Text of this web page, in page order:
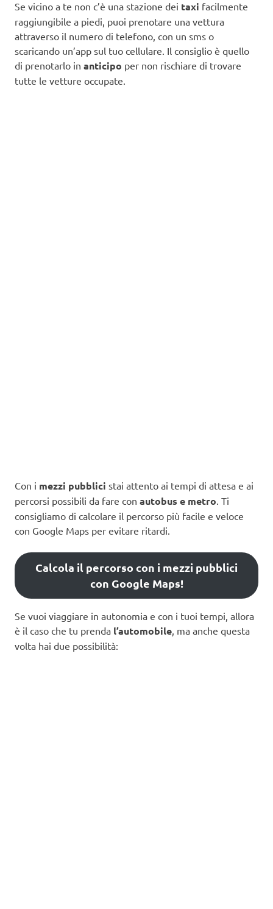
Se vicino a te non c’è una stazione dei taxi facilmente
raggiungibile a piedi, puoi prenotare una vettura
attraverso il numero di telefono, con un sms o
scaricando un’app sul tuo cellulare. Il consiglio è quello
di prenotarlo in anticipo per non rischiare di trovare
tutte le vetture occupate.
Con i mezzi pubblici stai attento ai tempi di attesa e ai
percorsi possibili da fare con autobus e metro. Ti
consigliamo di calcolare il percorso più facile e veloce
con Google Maps per evitare ritardi.
Calcola il percorso con i mezzi pubblici
con Google Maps!
Se vuoi viaggiare in autonomia e con i tuoi tempi, allora
è il caso che tu prenda l’automobile , ma anche questa
volta hai due possibilità: